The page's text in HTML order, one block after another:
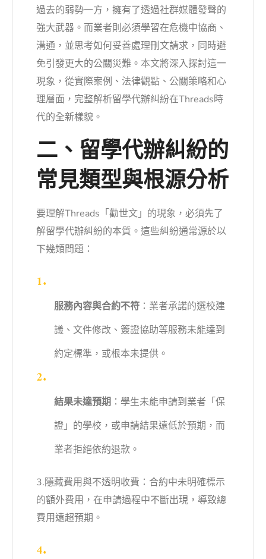
過去的弱勢一方，擁有了透過社群媒體發聲的
強大武器。而業者則必須學習在危機中協商、
溝通，並思考如何妥善處理刪文請求，同時避
免引發更大的公關災難。本文將深入探討這一
現象，從實際案例、法律觀點、公關策略和心
理層面，完整解析留學代辦糾紛在Threads時
代的全新樣貌。
二、留學代辦糾紛的
常見類型與根源分析
要理解Threads「勸世文」的現象，必須先了
解留學代辦糾紛的本質。這些糾紛通常源於以
下幾類問題：
服務內容與合約不符：業者承諾的選校建
議、文件修改、簽證協助等服務未能達到
約定標準，或根本未提供。
結果未達預期 ：學生未能申請到業者「保
證」的學校，或申請結果遠低於預期，而
業者拒絕依約退款。
3.隱藏費用與不透明收費：合約中未明確標示
的額外費用，在申請過程中不斷出現，導致總
費用遠超預期。